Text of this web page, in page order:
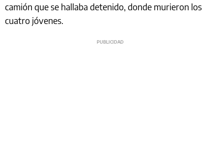
camión que se hallaba detenido, donde murieron los
cuatro jóvenes.